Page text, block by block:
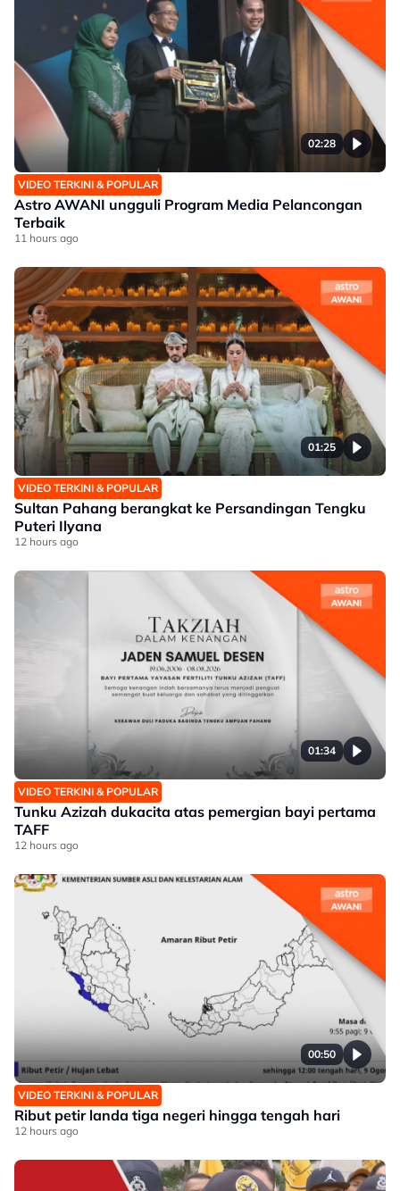
02:28
VIDEO TERKINI & POPULAR
Astro AWANI ungguli Program Media Pelancongan
Terbaik
11 hours ago
01:25
VIDEO TERKINI & POPULAR
Sultan Pahang berangkat ke Persandingan Tengku
Puteri Ilyana
12 hours ago
01:34
VIDEO TERKINI & POPULAR
Tunku Azizah dukacita atas pemergian bayi pertama
TAFF
12 hours ago
00:50
VIDEO TERKINI & POPULAR
Ribut petir landa tiga negeri hingga tengah hari
12 hours ago